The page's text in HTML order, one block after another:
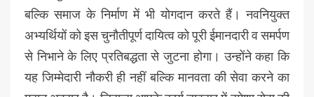
बल्कि समाज के निर्माण में भी योगदान करते हैं। नवनियुक्त
अभ्यर्थियों को इस चुनौतीपूर्ण दायित्व को पूरी ईमानदारी व समर्पण
से निभाने के लिए प्रतिबद्धता से जुटना होगा। उन्होंने कहा कि
यह जिम्मेदारी नौकरी ही नहीं बल्कि मानवता की सेवा करने का